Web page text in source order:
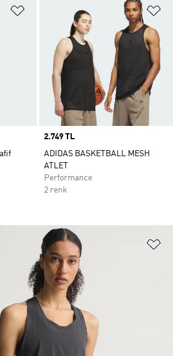
Favori Listesine Ekle
Price
2.749 TL
ADIDAS BASKETBALL MESH
ATLET
Performance
2 renk